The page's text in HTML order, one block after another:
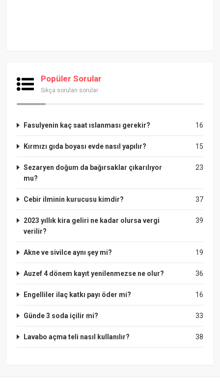
Popüler Sorular
Sıkça sorulan sorular
16
Fasulyenin kaç saat ıslanması gerekir?
15
Kırmızı gıda boyası evde nasıl yapılır?
23
Sezaryen doğum da bağırsaklar çıkarılıyor
mu?
37
Cebir ilminin kurucusu kimdir?
39
2023 yıllık kira geliri ne kadar olursa vergi
verilir?
19
Akne ve sivilce aynı şey mi?
36
Auzef 4 dönem kayıt yenilenmezse ne olur?
16
Engelliler ilaç katkı payı öder mi?
33
Günde 3 soda içilir mi?
38
Lavabo açma teli nasıl kullanılır?